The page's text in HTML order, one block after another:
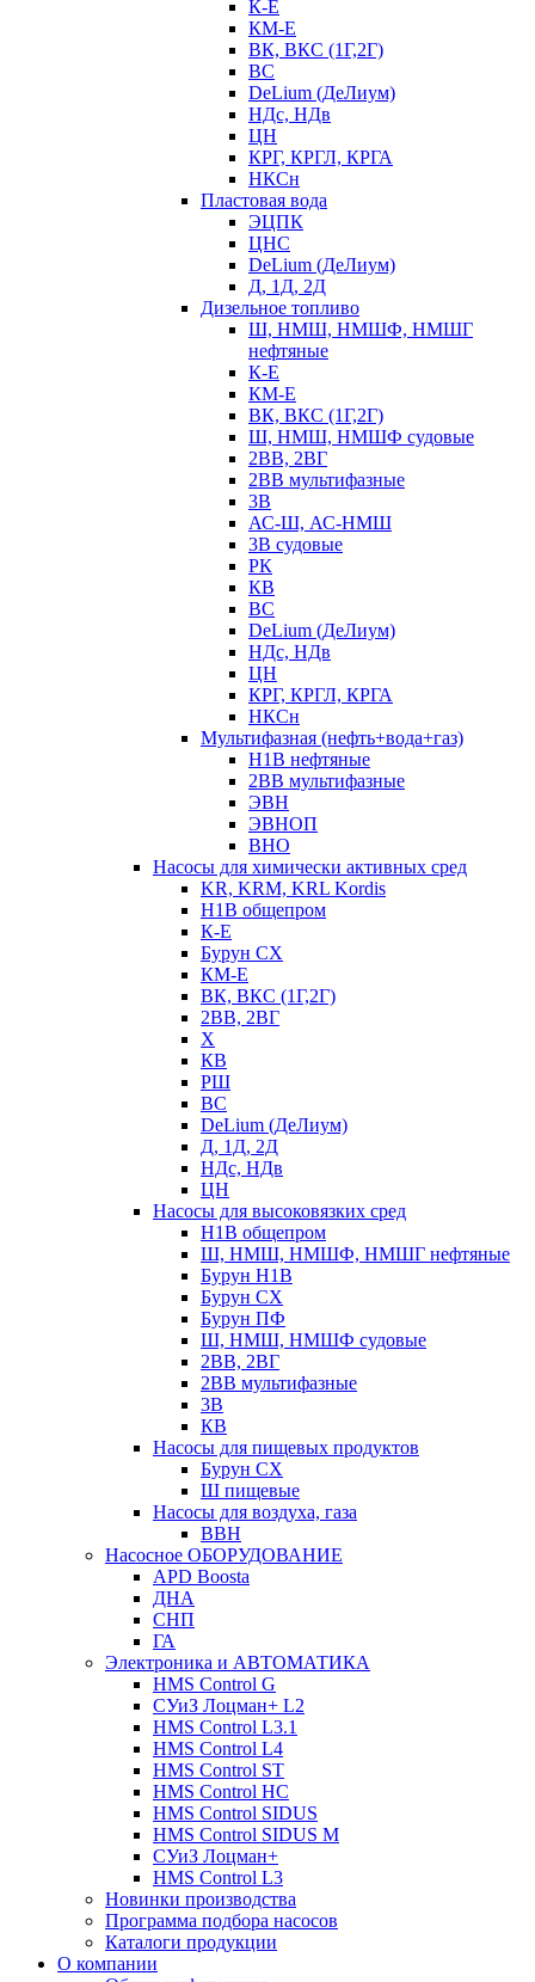
К-Е
КМ-Е
ВК, ВКС (1Г,2Г)
ВС
DeLium (ДеЛиум)
НДс, НДв
ЦН
КРГ, КРГЛ, КРГА
НКСн
Пластовая вода
ЭЦПК
ЦНС
DeLium (ДеЛиум)
Д, 1Д, 2Д
Дизельное топливо
Ш, НМШ, НМШФ, НМШГ
нефтяные
К-Е
КМ-Е
ВК, ВКС (1Г,2Г)
Ш, НМШ, НМШФ судовые
2ВВ, 2ВГ
2ВВ мультифазные
3В
АС-Ш, АС-НМШ
3В судовые
РК
КВ
ВС
DeLium (ДеЛиум)
НДс, НДв
ЦН
КРГ, КРГЛ, КРГА
НКСн
Мультифазная (нефть+вода+газ)
Н1В нефтяные
2ВВ мультифазные
ЭВН
ЭВНОП
ВНО
Насосы для химически активных сред
KR, KRM, KRL Kordis
Н1В общепром
К-Е
Бурун СХ
КМ-Е
ВК, ВКС (1Г,2Г)
2ВВ, 2ВГ
Х
КВ
РШ
ВС
DeLium (ДеЛиум)
Д, 1Д, 2Д
НДс, НДв
ЦН
Насосы для высоковязких сред
Н1В общепром
Ш, НМШ, НМШФ, НМШГ нефтяные
Бурун Н1В
Бурун СХ
Бурун ПФ
Ш, НМШ, НМШФ судовые
2ВВ, 2ВГ
2ВВ мультифазные
3В
КВ
Насосы для пищевых продуктов
Бурун СХ
Ш пищевые
Насосы для воздуха, газа
ВВН
Насосное ОБОРУДОВАНИЕ
APD Boosta
ДНА
СНП
ГА
Электроника и АВТОМАТИКА
HMS Control G
СУиЗ Лоцман+ L2
HMS Control L3.1
HMS Control L4
HMS Control ST
HMS Control HC
HMS Control SIDUS
HMS Control SIDUS M
СУиЗ Лоцман+
HMS Control L3
Новинки производства
Программа подбора насосов
Каталоги продукции
О компании